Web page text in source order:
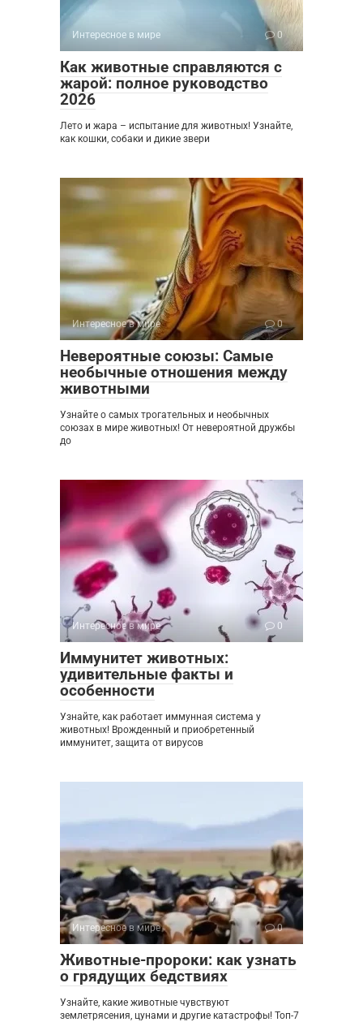
Интересное в мире 0
Как животные справляются с
жарой: полное руководство
2026
Лето и жара – испытание для животных! Узнайте,
как кошки, собаки и дикие звери
Интересное в мире 0
Невероятные союзы: Самые
необычные отношения между
животными
Узнайте о самых трогательных и необычных
союзах в мире животных! От невероятной дружбы
до
Интересное в мире 0
Иммунитет животных:
удивительные факты и
особенности
Узнайте, как работает иммунная система у
животных! Врожденный и приобретенный
иммунитет, защита от вирусов
Интересное в мире 0
Животные-пророки: как узнать
о грядущих бедствиях
Узнайте, какие животные чувствуют
землетрясения, цунами и другие катастрофы! Топ-7